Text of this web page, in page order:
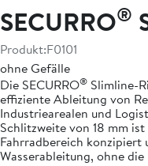
SECURRO®
Produkt:F0101
ohne Gefälle
Die SECURRO® Slimline-
effiziente Ableitung von
Industriearealen und
Schlitzweite von 18 mm
Fahrradbereich
Wasserableitung, ohne